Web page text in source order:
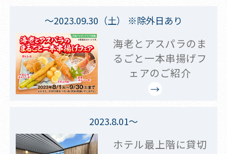
～2023.09.30（土） ※除外日あり
海老とアスパラのま
るごと一本串揚げフ
ェアのご紹介
2023.8.01～
ホテル最上階に貸切